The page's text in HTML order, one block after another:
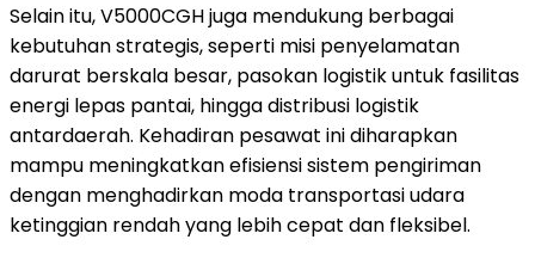
Selain itu, V5000CGH juga mendukung berbagai
kebutuhan strategis, seperti misi penyelamatan
darurat berskala besar, pasokan logistik untuk fasilitas
energi lepas pantai, hingga distribusi logistik
antardaerah. Kehadiran pesawat ini diharapkan
mampu meningkatkan efisiensi sistem pengiriman
dengan menghadirkan moda transportasi udara
ketinggian rendah yang lebih cepat dan fleksibel.